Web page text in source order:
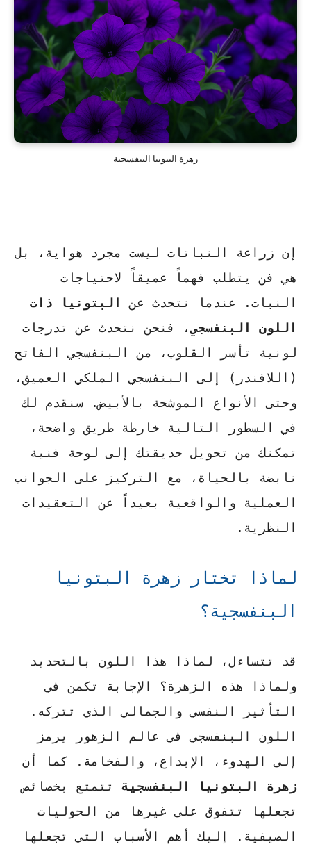
زهرة البتونيا البنفسجية
إن زراعة النباتات ليست مجرد هواية، بل
هي فن يتطلب فهماً عميقاً لاحتياجات
النبات. عندما نتحدث عن
البتونيا ذات
اللون البنفسجي، فنحن نتحدث عن تدرجات
لونية تأسر القلوب، من البنفسجي الفاتح
(اللافندر) إلى البنفسجي الملكي العميق،
وحتى الأنواع الموشحة بالأبيض. سنقدم لك
في السطور التالية خارطة طريق واضحة،
تمكنك من تحويل حديقتك إلى لوحة فنية
نابضة بالحياة، مع التركيز على الجوانب
العملية والواقعية بعيداً عن التعقيدات
النظرية.
لماذا تختار زهرة البتونيا
البنفسجية؟
قد تتساءل، لماذا هذا اللون بالتحديد
ولماذا هذه الزهرة؟ الإجابة تكمن في
التأثير النفسي والجمالي الذي تتركه.
اللون البنفسجي في عالم الزهور يرمز
إلى الهدوء، الإبداع، والفخامة. كما أن
زهرة البتونيا البنفسجية تتمتع بخصائص
تجعلها تتفوق على غيرها من الحوليات
الصيفية. إليك أهم الأسباب التي تجعلها